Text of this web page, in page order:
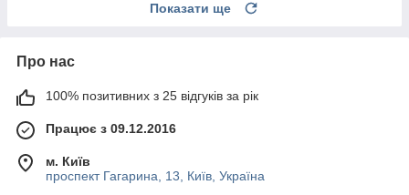
Показати ще
Про нас
100% позитивних з 25 відгуків за рік
Працює з 09.12.2016
м. Київ
проспект Гагарина, 13, Київ, Україна